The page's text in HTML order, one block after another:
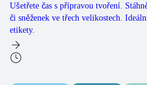
Ušetřete čas s přípravou tvoření.
či sněženek ve třech velikostech.
etikety.